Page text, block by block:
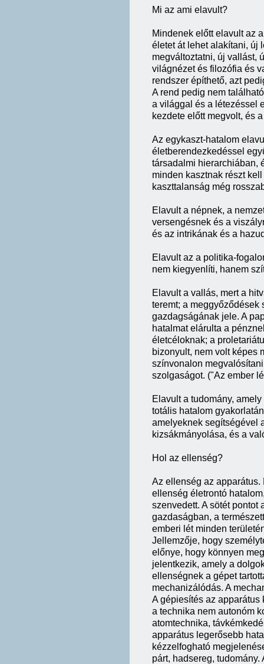
Mi az ami elavult?
Mindenek előtt elavult az
életet át lehet alakítani, új
megváltoztatni, új vallást,
világnézet és filozófia és
rendszer építhető, azt
A rend pedig nem
a világgal és a létezéssel
kezdete előtt megvolt, és
Az egykaszt-hatalom
életberendezkedéssel
társadalmi hierarchiában,
minden kasztnak részt
kaszttalanság még
Elavult a népnek, a
versengésnek és a
és az intrikának és a
Elavult az a politika-
nem kiegyenlíti, hanem
Elavult a vallás, mert a
teremt; a meggyőződések
gazdagságának jele. A
hatalmat elárulta a
életcéloknak; a
bizonyult, nem volt képes
színvonalon
szolgaságot. ("Az ember
Elavult a tudomány,
totális hatalom
amelyeknek segítségével
kizsákmányolása, és a
Hol az ellenség?
Az ellenség az
ellenség életrontó
szenvedett. A sötét pontot
gazdaságban, a
emberi lét minden
Jellemzője, hogy
előnye, hogy könnyen
jelentkezik, amely a
ellenségnek a gépet
mechanizálódás. A
A gépiesítés az apparátus
a technika nem autonóm
atomtechnika,
apparátus legerősebb
kézzelfogható
párt, hadsereg,